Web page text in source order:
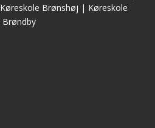
Køreskole Brønshøj | Køreskole
Brøndby